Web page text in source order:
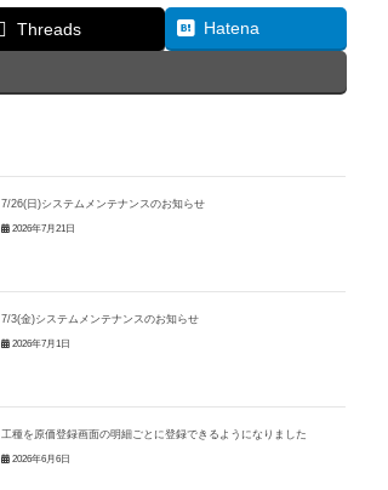
Threads Hatena
7/26(日)システムメンテナンスのお知らせ
2026年7月21日
7/3(金)システムメンテナンスのお知らせ
2026年7月1日
工種を原価登録画面の明細ごとに登録できるようになりました
2026年6月6日